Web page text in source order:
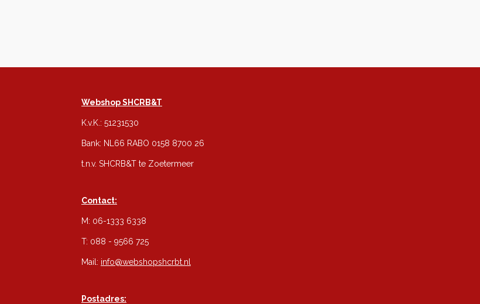
Webshop SHCRB&T
K.v.K.: 51231530
Bank: NL66 RABO 0158 8700 26
t.n.v. SHCRB&T te Zoetermeer
Contact:
M: 06-1333 6338
T: 088 - 9566 725
Mail: info@webshopshcrbt.nl
Postadres: